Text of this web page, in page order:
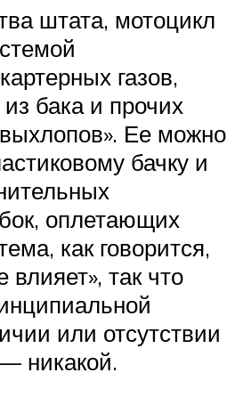
штата, мотоцикл
газов,
бака и прочих
Ее можно
бачку и
оплетающих
как говорится,
влияет», так что
или отсутствии
никакой.